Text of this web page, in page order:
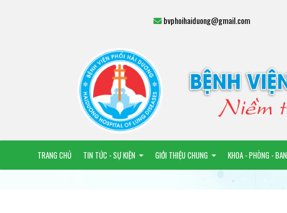
bvphoihaiduong@gmail.com
TRANG CHỦ TIN TỨC - SỰ KIỆN GIỚI THIỆU CHUNG KHOA - PHÒNG - BAN